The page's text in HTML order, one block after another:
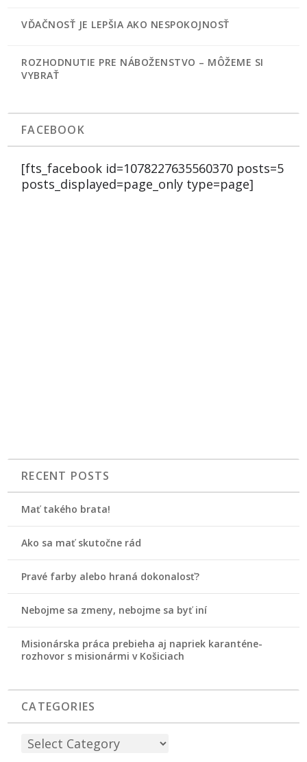
VĎAČNOSŤ JE LEPŠIA AKO NESPOKOJNOSŤ
ROZHODNUTIE PRE NÁBOŽENSTVO – MÔŽEME SI
VYBRAŤ
FACEBOOK
[fts_facebook id=1078227635560370 posts=5
posts_displayed=page_only type=page]
RECENT POSTS
Mať takého brata!
Ako sa mať skutočne rád
Pravé farby alebo hraná dokonalosť?
Nebojme sa zmeny, nebojme sa byť iní
Misionárska práca prebieha aj napriek karanténe-
rozhovor s misionármi v Košiciach
CATEGORIES